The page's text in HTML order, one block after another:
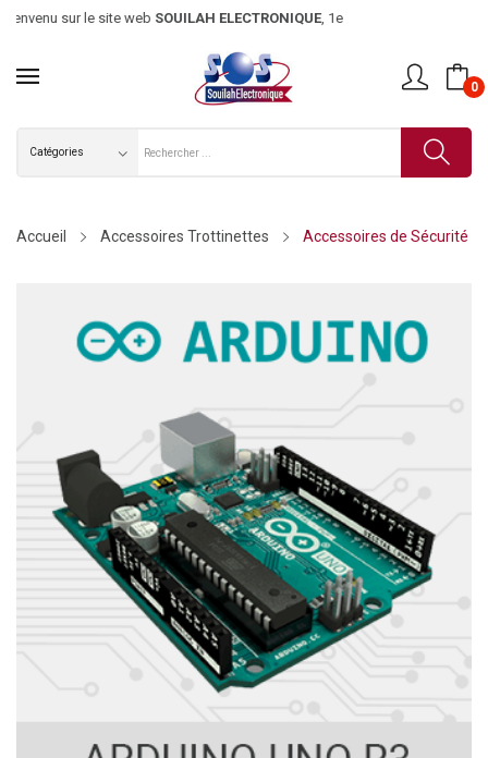
sur le site webSOUILAH ELECTRONIQUE, 1er magasin
0
Accueil Accessoires Trottinettes Accessoires de Sécurité